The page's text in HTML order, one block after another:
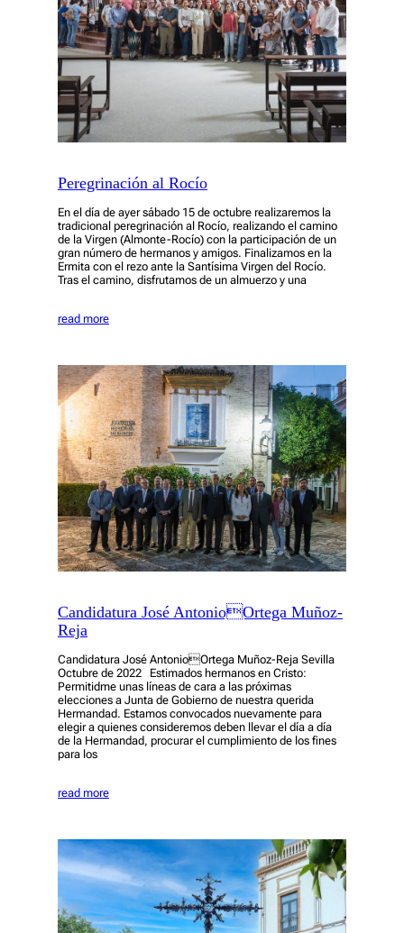
Peregrinación al Rocío
En el día de ayer sábado 15 de octubre realizaremos la
tradicional peregrinación al Rocío, realizando el camino
de la Virgen (Almonte-Rocío) con la participación de un
gran número de hermanos y amigos. Finalizamos en la
Ermita con el rezo ante la Santísima Virgen del Rocío.
Tras el camino, disfrutamos de un almuerzo y una
read more
Candidatura José AntonioOrtega Muñoz-
Reja
Candidatura José AntonioOrtega Muñoz-Reja Sevilla
Octubre de 2022 Estimados hermanos en Cristo:
Permitidme unas líneas de cara a las próximas
elecciones a Junta de Gobierno de nuestra querida
Hermandad. Estamos convocados nuevamente para
elegir a quienes consideremos deben llevar el día a día
de la Hermandad, procurar el cumplimiento de los fines
para los
read more